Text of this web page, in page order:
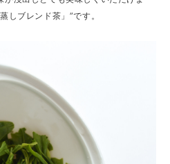
しブレンド茶」”です。